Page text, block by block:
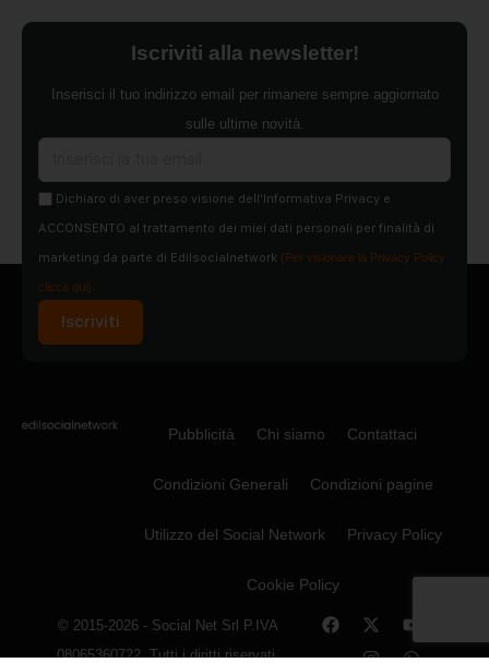
Iscriviti alla newsletter!
Inserisci il tuo indirizzo email per rimanere sempre aggiornato
sulle ultime novità.
Dichiaro di aver preso visione dell'Informativa Privacy e
ACCONSENTO al trattamento dei miei dati personali per finalità di
marketing da parte di Edilsocialnetwork (Per visionare la Privacy Policy
clicca qui).
Iscriviti
Pubblicità Chi siamo Contattaci
Condizioni Generali Condizioni pagine
Utilizzo del Social Network Privacy Policy
Cookie Policy
© 2015-2026 - Social Net Srl P.IVA
08065360722. Tutti i diritti riservati.